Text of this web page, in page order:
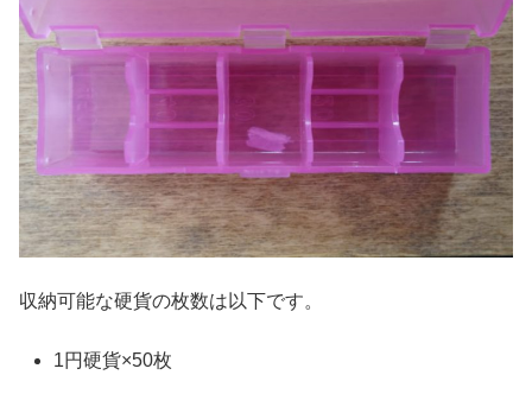
収納可能な硬貨の枚数は以下です。
1円硬貨×50枚